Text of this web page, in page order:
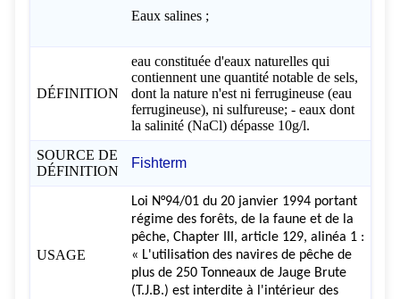
Eaux salines ;
DÉFINITION
eau constituée d'eaux naturelles qui
contiennent une quantité notable de sels,
dont la nature n'est ni ferrugineuse (eau
ferrugineuse), ni sulfureuse; - eaux dont
la salinité (NaCl) dépasse 10g/l.
SOURCE DE
DÉFINITION
Fishterm
USAGE
Loi N°94/01 du 20 janvier 1994 portant
régime des forêts, de la faune et de la
pêche, Chapter III, article 129, alinéa 1 :
« L'utilisation des navires de pêche de
plus de 250 Tonneaux de Jauge Brute
(T.J.B.) est interdite à l'intérieur des